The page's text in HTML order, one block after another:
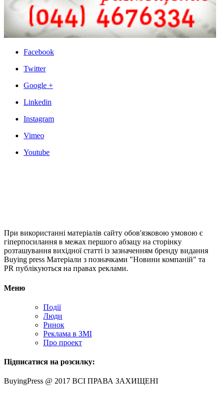
Facebook
Twitter
Google +
Linkedin
Instagram
Vimeo
Youtube
При використанні матеріалів сайту обов'язковою умовою є
гіперпосилання в межах першого абзацу на сторінку
розташування вихідної статті із зазначенням бренду видання
Buying press Матеріали з позначками "Новини компаній" та
PR публікуються на правах реклами.
Меню
Події
Люди
Ринок
Реклама в ЗМІ
Про проект
Підписатися на розсилку:
BuyingPress @ 2017 ВСІ ПРАВА ЗАХИЩЕНІ